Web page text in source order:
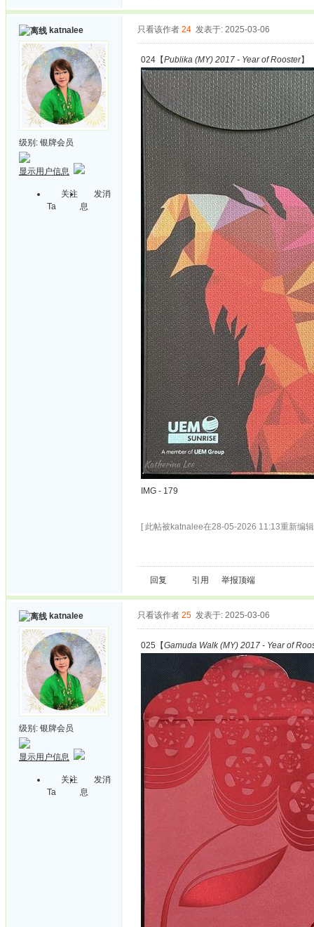
katnalee
级别: 银牌会员
显示用户信息
关注
Ta
发消
息
只看该作者 24 发表于: 2025-03-06
024【Publika (MY) 2017 - Year of Rooster】
IMG - 179
[ 此帖被katnalee在28-05-2026 11:13重新编
回复 引用 举报顶端
katnalee
级别: 银牌会员
显示用户信息
关注
Ta
发消
息
只看该作者 25 发表于: 2025-03-06
025【Gamuda Walk (MY) 2017 - Year of